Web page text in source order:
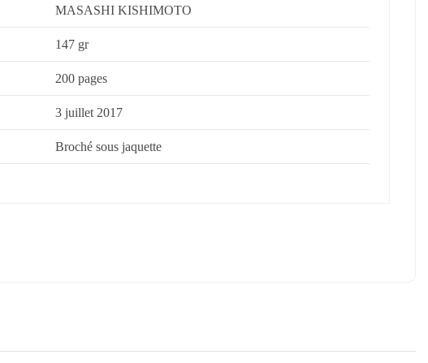
MASASHI KISHIMOTO
147 gr
200 pages
3 juillet 2017
Broché sous jaquette